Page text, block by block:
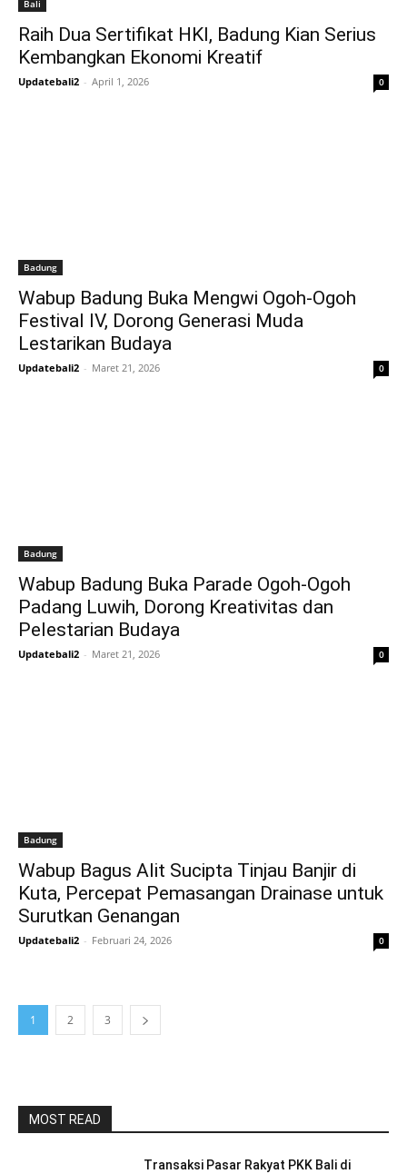
Bali
Raih Dua Sertifikat HKI, Badung Kian Serius
Kembangkan Ekonomi Kreatif
Updatebali2 - April 1, 2026 0
Badung
Wabup Badung Buka Mengwi Ogoh-Ogoh
Festival IV, Dorong Generasi Muda
Lestarikan Budaya
Updatebali2 - Maret 21, 2026 0
Badung
Wabup Badung Buka Parade Ogoh-Ogoh
Padang Luwih, Dorong Kreativitas dan
Pelestarian Budaya
Updatebali2 - Maret 21, 2026 0
Badung
Wabup Bagus Alit Sucipta Tinjau Banjir di
Kuta, Percepat Pemasangan Drainase untuk
Surutkan Genangan
Updatebali2 - Februari 24, 2026 0
1 2 3
MOST READ
Transaksi Pasar Rakyat PKK Bali di